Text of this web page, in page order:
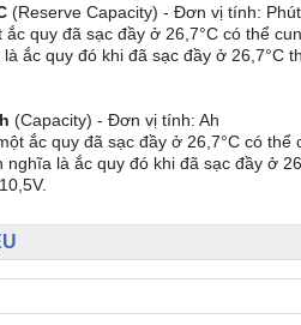
(Reserve Capacity) - Đơn vị tính: Phút
ắc quy đã sạc đầy ở 26,7°C có thể
ắc quy đó khi đã sạc đầy ở 26,7°C
(Capacity) - Đơn vị tính: Ah
ắc quy đã sạc đầy ở 26,7°C có
nghĩa là ắc quy đó khi đã sạc đầy ở